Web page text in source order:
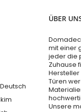
ÜBER
mit einer
jeder die
Zuhause
Türen
Unsere